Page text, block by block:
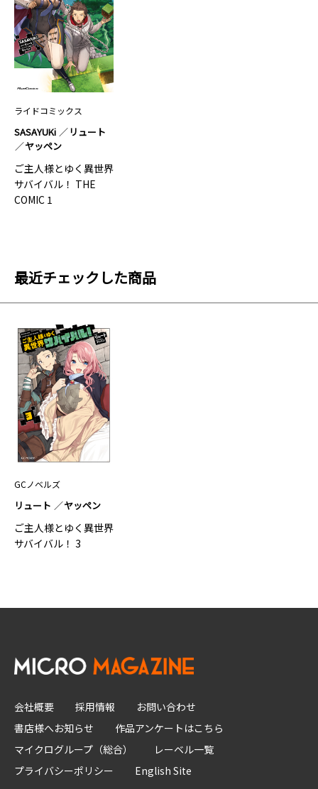
ライドコミックス
SASAYUKi
リュート
ヤッペン
ご主人様とゆく異世界
サバイバル！ THE
COMIC 1
最近チェックした商品
GCノベルズ
リュート ヤッペン
ご主人様とゆく異世界
サバイバル！ 3
会社概要 採用情報
お問い合わせ
書店様へお知らせ
作品アンケートはこちら
マイクログループ（総合）
レーベル一覧
プライバシーポリシー
English Site